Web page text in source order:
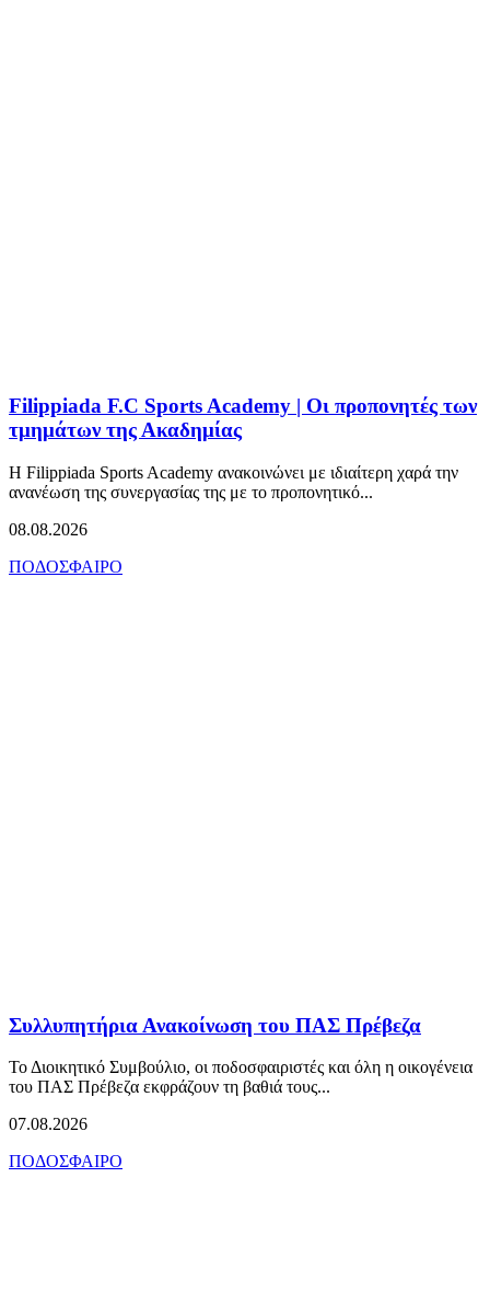
Filippiada F.C Sports Academy | Οι προπονητές των
τμημάτων της Ακαδημίας
Η Filippiada Sports Academy ανακοινώνει με ιδιαίτερη χαρά την
ανανέωση της συνεργασίας της με το προπονητικό...
08.08.2026
ΠΟΔΟΣΦΑΙΡΟ
Συλλυπητήρια Ανακοίνωση του ΠΑΣ Πρέβεζα
Το Διοικητικό Συμβούλιο, οι ποδοσφαιριστές και όλη η οικογένεια
του ΠΑΣ Πρέβεζα εκφράζουν τη βαθιά τους...
07.08.2026
ΠΟΔΟΣΦΑΙΡΟ